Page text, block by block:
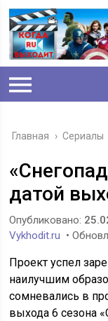
Главная › Сериалы
датой
Опубликовано:
Vykhodit.ru •
Проект успел
наилучшим
сомневались в
выхода 6 сезона